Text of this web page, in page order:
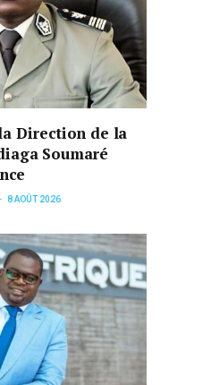
Direction de la
Soumaré
8 AOÛT 2026